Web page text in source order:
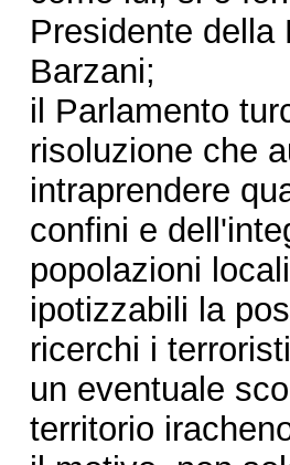
Presidente della
Barzani;
il Parlamento
risoluzione che
intraprendere
confini e
popolazioni
ipotizzabili la
ricerchi i
un eventuale
territorio